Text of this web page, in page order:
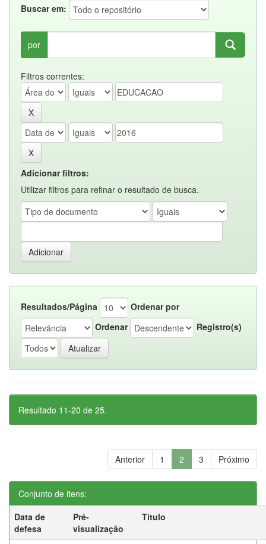
Buscar em:
por
Filtros correntes:
Adicionar filtros:
Utilizar filtros para refinar o resultado de busca.
Resultados/Página
Ordenar por
Ordenar
Registro(s)
Resultado 11-20 de 25.
Anterior 1 2 3 Próximo
Conjunto de itens:
Data de
defesa
Pré-
visualização
Título